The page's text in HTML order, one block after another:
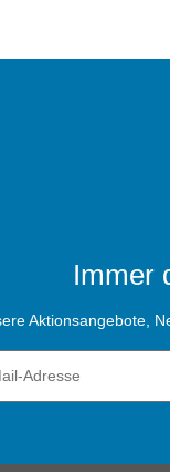
Immer
Aktionsangebote,